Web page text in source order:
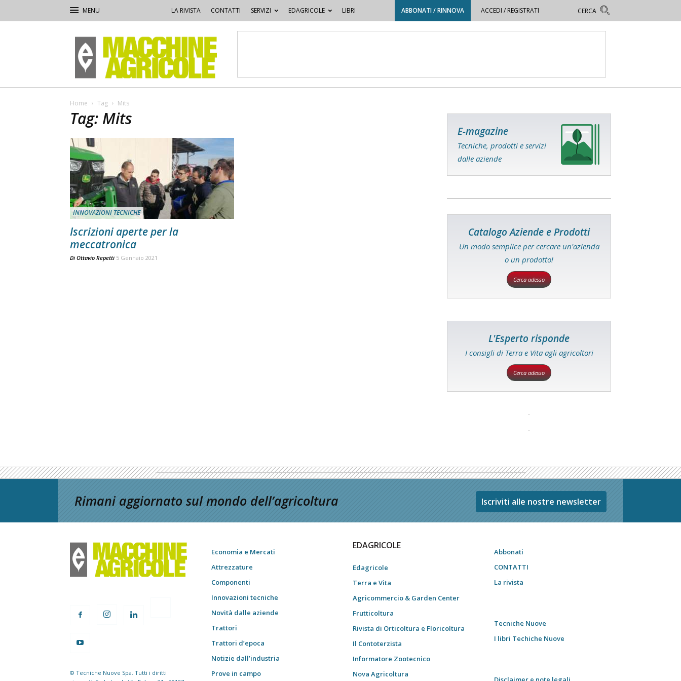
LA RIVISTA CONTATTI SERVIZI EDAGRICOLE LIBRI ABBONATI / RINNOVA ACCEDI / REGISTRATI
Macchine
Agricole
Home Tag Mits
Tag: Mits
INNOVAZIONI TECNICHE
Iscrizioni aperte per la
meccatronica
Di Ottavio Repetti 5 Gennaio 2021
E-magazine
Tecniche, prodotti e servizi
dalle aziende
Catalogo Aziende e Prodotti
Un modo semplice per cercare un'azienda
o un prodotto!
Cerca adesso
L'Esperto risponde
I consigli di Terra e Vita agli agricoltori
Cerca adesso
Rimani aggiornato sul mondo dell’agricoltura Iscriviti alle nostre newsletter
© Tecniche Nuove Spa. Tutti i diritti
Economia e Mercati
Attrezzature
Componenti
Innovazioni tecniche
Novità dalle aziende
Trattori
Trattori d’epoca
Notizie dall’industria
Prove in campo
EDAGRICOLE
Edagricole
Terra e Vita
Agricommercio & Garden Center
Frutticoltura
Rivista di Orticoltura e Floricoltura
Il Contoterzista
Informatore Zootecnico
Nova Agricoltura
Abbonati
CONTATTI
La rivista
Tecniche Nuove
I libri Techiche Nuove